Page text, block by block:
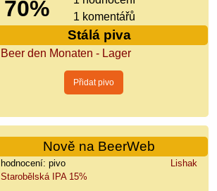
70%
1 komentářů
Stálá piva
Beer den Monaten - Lager
Nově na BeerWeb
hodnocení: pivo
Lishak
Starobělská IPA 15%